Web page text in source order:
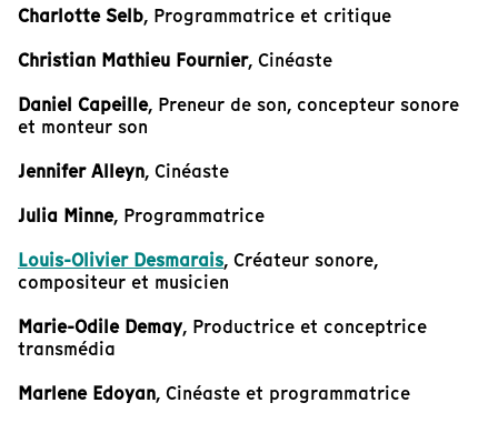
Charlotte Selb, Programmatrice et critique
Christian Mathieu Fournier, Cinéaste
Daniel Capeille, Preneur de son, concepteur sonore
et monteur son
Jennifer Alleyn, Cinéaste
Julia Minne, Programmatrice
Louis-Olivier Desmarais, Créateur sonore,
compositeur et musicien
Marie-Odile Demay, Productrice et conceptrice
transmédia
Marlene Edoyan, Cinéaste et programmatrice